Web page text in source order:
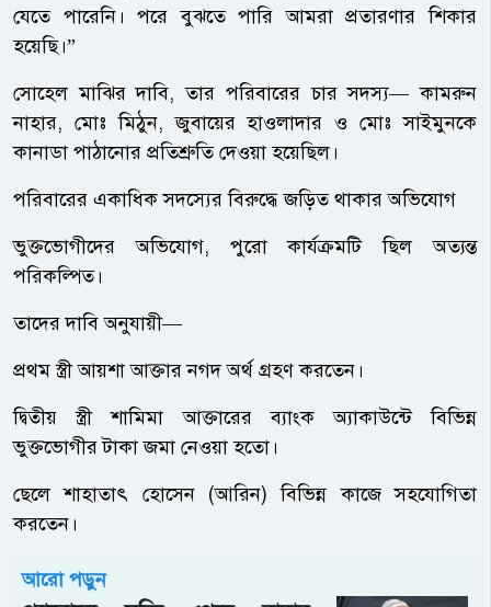
যেতে পারেনি। পরে বুঝতে পারি আমরা প্রতারণার শিকার
হয়েছি।”
সোহেল মাঝির দাবি, তার পরিবারের চার সদস্য— কামরুন
নাহার, মোঃ মিঠুন, জুবায়ের হাওলাদার ও মোঃ সাইমুনকে
কানাডা পাঠানোর প্রতিশ্রুতি দেওয়া হয়েছিল।
পরিবারের একাধিক সদস্যের বিরুদ্ধে জড়িত থাকার অভিযোগ
ভুক্তভোগীদের অভিযোগ, পুরো কার্যক্রমটি ছিল অত্যন্ত
পরিকল্পিত।
তাদের দাবি অনুযায়ী—
প্রথম স্ত্রী আয়শা আক্তার নগদ অর্থ গ্রহণ করতেন।
দ্বিতীয় স্ত্রী শামিমা আক্তারের ব্যাংক অ্যাকাউন্টে বিভিন্ন
ভুক্তভোগীর টাকা জমা নেওয়া হতো।
ছেলে শাহাতাৎ হোসেন (আরিন) বিভিন্ন কাজে সহযোগিতা
করতেন।
আরো পড়ুন